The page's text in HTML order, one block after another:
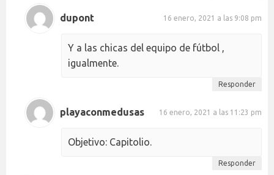
dupont 16 enero, 2021 a las 9:08 pm
Y a las chicas del equipo de fútbol ,
igualmente.
Responder
playaconmedusas 16 enero, 2021 a las 11:23 pm
Objetivo: Capitolio.
Responder